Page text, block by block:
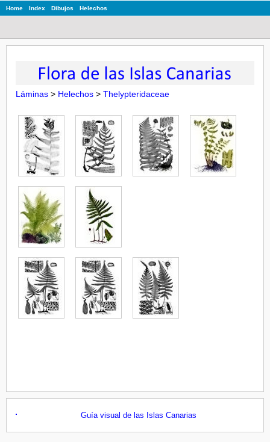
Home Index Dibujos Helechos
Láminas > Helechos > Thelypteridaceae
Guía visual de las Islas Canarias